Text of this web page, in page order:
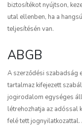
biztosítékot nyújtson,
utal ellenben, ha a
teljesítésén van.
ABGB
A szerződési szabadság
tartalmaz kifejezett
jogirodalom egységes
létrehozhatja az adóssal
felé tett